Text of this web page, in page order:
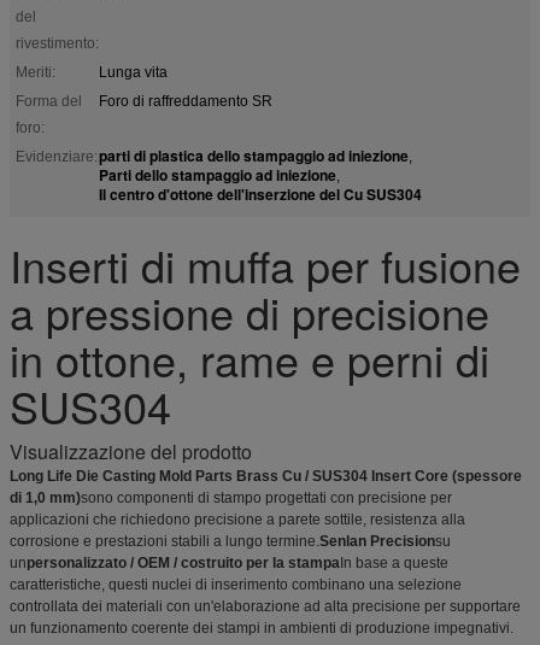
del
rivestimento:
Meriti:
Lunga vita
Forma del
foro:
Foro di raffreddamento SR
Evidenziare:parti di plastica dello stampaggio ad iniezione,
Parti dello stampaggio ad iniezione,
Il centro d'ottone dell'inserzione del Cu SUS304
Inserti di muffa per fusione
a pressione di precisione
in ottone, rame e perni di
SUS304
Visualizzazione del prodotto
Long Life Die Casting Mold Parts Brass Cu / SUS304 Insert Core (spessore
di 1,0 mm)sono componenti di stampo progettati con precisione per
applicazioni che richiedono precisione a parete sottile, resistenza alla
corrosione e prestazioni stabili a lungo termine.Senlan Precisionsu
unpersonalizzato / OEM / costruito per la stampaIn base a queste
caratteristiche, questi nuclei di inserimento combinano una selezione
controllata dei materiali con un'elaborazione ad alta precisione per supportare
un funzionamento coerente dei stampi in ambienti di produzione impegnativi.